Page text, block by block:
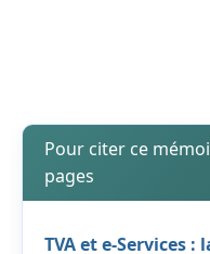
Pour citer ce
pages
TVA et e-Services